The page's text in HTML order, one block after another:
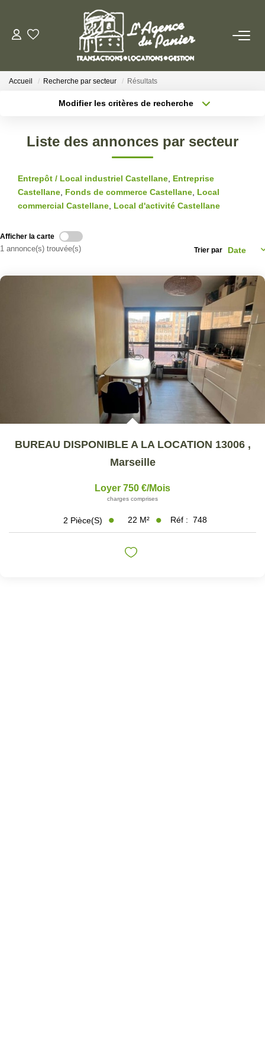
ACHETER
Acheter
Nos Conseils Pour Acquérir
LOUER
Nos Conseils Aux Locataires
GESTION LOCATIVE
NOTRE AGENCE
CONTACT
Accueil Recherche par secteur Résultats
Modifier les critères de recherche
Type de bien
Créer une alerte
Liste des annonces par secteur
Entrepôt / Local industriel Castellane Entreprise
Castellane Fonds de commerce Castellane Local
commercial Castellane Local d'activité Castellane
Afficher la carte
1 annonce(s) trouvée(s) Trier par
BUREAU DISPONIBLE A LA LOCATION 13006 ,
Marseille
Loyer 750 €/mois
charges comprises
2 Pièce(s) 22 M² Réf : 748